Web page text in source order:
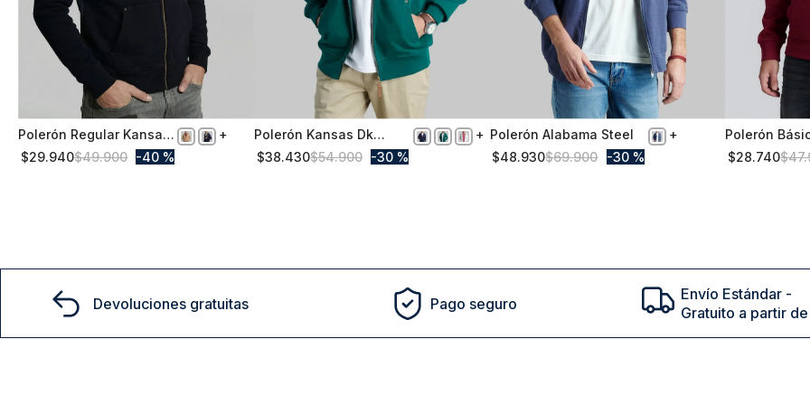
M
Polerón Regular Kansas
Black
$29.940$49.900 40 %
M
Polerón Kansas Dk
Green
$38.430$54.900 30 %
S
Polerón Alabama Steel
$48.930$69.900 30 %
S
Polerón
Fr Burgundy
$28.740$47.
Devoluciones gratuitas Pago seguro
Envío Estándar -
Gratuito a partir